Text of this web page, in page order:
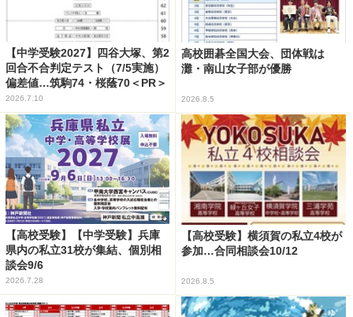
【中学受験2027】四谷大塚、第2
回合不合判定テスト（7/5実施）
偏差値…筑駒74・桜蔭70＜PR＞
2026.7.10
高校囲碁全国大会、団体戦は
灘・南山女子部が優勝
2026.8.5
【高校受験】【中学受験】兵庫
県内の私立31校が集結、個別相
談会9/6
2026.7.28
【高校受験】横須賀の私立4校が
参加…合同相談会10/12
2026.8.5